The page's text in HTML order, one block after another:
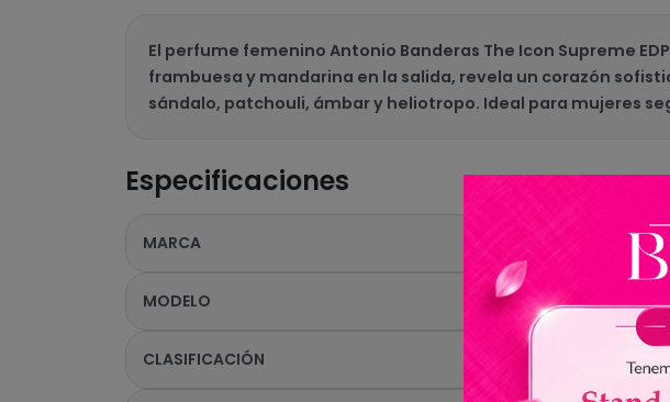
El perfume femenino Antonio Banderas The Icon Supreme
frambuesa y mandarina en la salida, revela un corazón
sándalo, patchouli, ámbar y heliotropo. Ideal para mujeres
Especificaciones
MARCA
MODELO The
CLASIFICACIÓN EDP